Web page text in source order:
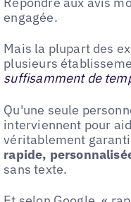
engagée.
Mais la plupart des
plusieurs
suffisamment de
Qu'une seule
interviennent pour
véritablement
rapide,
sans texte.